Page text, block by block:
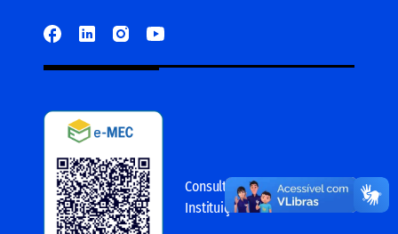
Consulte aqui o cadastro da
Instituição no sistema e-Mec